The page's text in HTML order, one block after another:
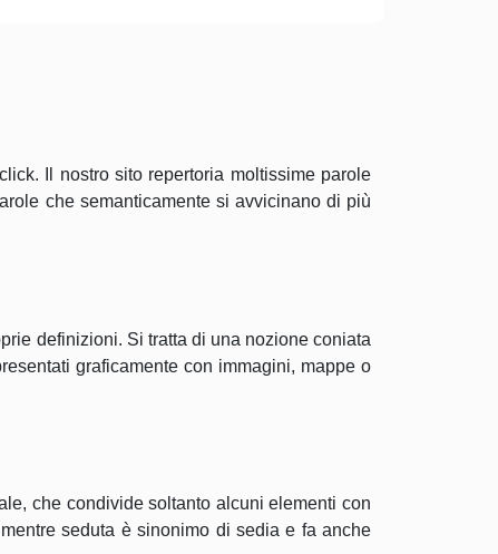
Il nostro sito repertoria moltissime parole
che semanticamente si avvicinano di più
definizioni. Si tratta di una nozione coniata
graficamente con immagini, mappe o
che condivide soltanto alcuni elementi con
seduta è sinonimo di sedia e fa anche